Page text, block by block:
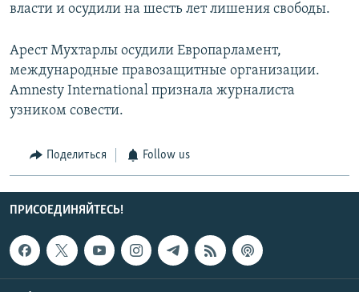
власти и осудили на шесть лет лишения свободы.
Арест Мухтарлы осудили Европарламент,
международные правозащитные организации.
Amnesty International признала журналиста
узником совести.
Поделиться Follow us
ПРИСОЕДИНЯЙТЕСЬ!